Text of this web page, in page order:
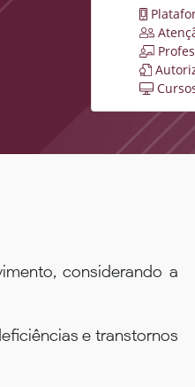
considerando a
e transtornos